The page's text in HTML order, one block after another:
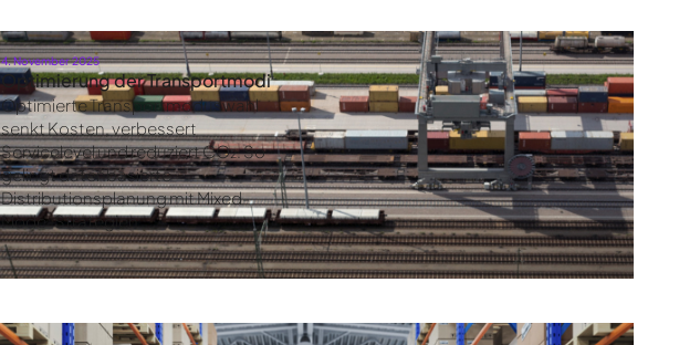
4. November 2025
Optimierung der Transportmodi
Optimierte Transportmoduswahl
senkt Kosten, verbessert
Servicelevel und reduziert CO₂. So
gelingt datenbasierte
Distributionsplanung mit Mixed-
Mode-Strategien.